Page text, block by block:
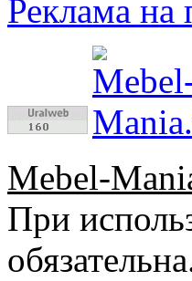
Реклама на
Mebel-
При